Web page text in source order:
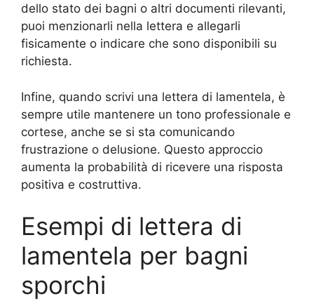
dello stato dei bagni o altri documenti rilevanti,
puoi menzionarli nella lettera e allegarli
fisicamente o indicare che sono disponibili su
richiesta.
Infine, quando scrivi una lettera di lamentela, è
sempre utile mantenere un tono professionale e
cortese, anche se si sta comunicando
frustrazione o delusione. Questo approccio
aumenta la probabilità di ricevere una risposta
positiva e costruttiva.
Esempi di lettera di
lamentela per bagni
sporchi